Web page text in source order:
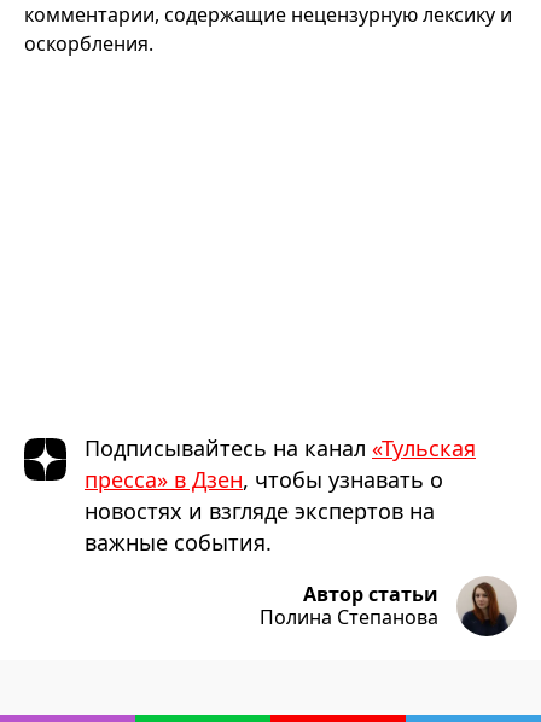
комментарии, содержащие нецензурную лексику и
оскорбления.
Подписывайтесь на канал «Тульская
пресса» в Дзен, чтобы узнавать о
новостях и взгляде экспертов на
важные события.
Автор статьи
Полина Степанова